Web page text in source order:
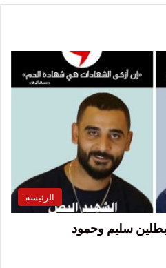
الرئيسة
سليم وحمود